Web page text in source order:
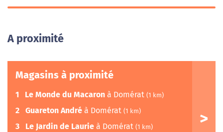
A proximité
Magasins à proximité
1 Le Monde du Macaron à Domérat (1 km)
2 Guareton André à Domérat (1 km)
3 Le Jardin de Laurie à Domérat (1 km)